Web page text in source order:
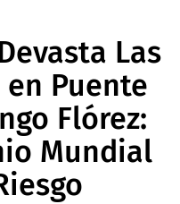
Las
Puente
Flórez:
Mundial